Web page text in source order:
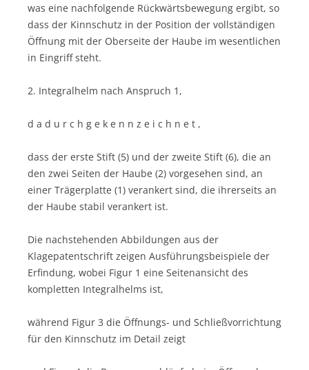
was eine nachfolgende Rückwärtsbewegung ergibt, so
dass der Kinnschutz in der Position der vollständigen
Öffnung mit der Oberseite der Haube im wesentlichen
in Eingriff steht.
2. Integralhelm nach Anspruch 1,
d a d u r c h g e k e n n z e i c h n e t ,
dass der erste Stift (5) und der zweite Stift (6), die an
den zwei Seiten der Haube (2) vorgesehen sind, an
einer Trägerplatte (1) verankert sind, die ihrerseits an
der Haube stabil verankert ist.
Die nachstehenden Abbildungen aus der
Klagepatentschrift zeigen Ausführungsbeispiele der
Erfindung, wobei Figur 1 eine Seitenansicht des
kompletten Integralhelms ist,
während Figur 3 die Öffnungs- und Schließvorrichtung
für den Kinnschutz im Detail zeigt